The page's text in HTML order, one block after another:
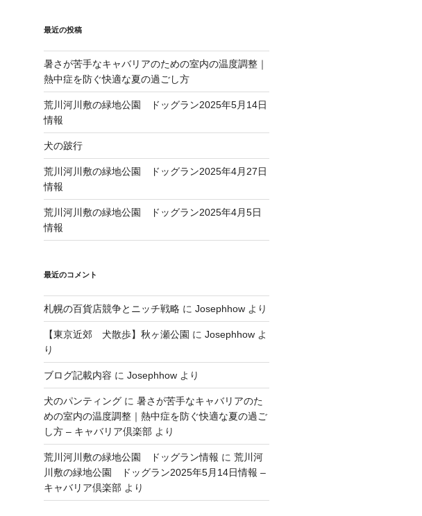
最近の投稿
暑さが苦手なキャバリアのための室内の温度調整｜
熱中症を防ぐ快適な夏の過ごし方
荒川河川敷の緑地公園 ドッグラン2025年5月14日
情報
犬の跛行
荒川河川敷の緑地公園 ドッグラン2025年4月27日
情報
荒川河川敷の緑地公園 ドッグラン2025年4月5日
情報
最近のコメント
札幌の百貨店競争とニッチ戦略に Josephhowより
【東京近郊 犬散歩】秋ヶ瀬公園 に Josephhowよ
り
ブログ記載内容 に Josephhowより
犬のパンティングに 暑さが苦手なキャバリアのた
めの室内の温度調整｜熱中症を防ぐ快適な夏の過ご
し方 – キャバリア倶楽部より
荒川河川敷の緑地公園 ドッグラン情報 に 荒川河
川敷の緑地公園 ドッグラン2025年5月14日情報 –
キャバリア倶楽部より